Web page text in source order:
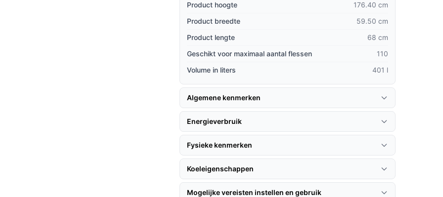
Product hoogte
176.40 cm
Product breedte
59.50 cm
Product lengte
68 cm
Geschikt voor maximaal aantal flessen
110
Volume in liters
401 l
Algemene kenmerken
Energieverbruik
Fysieke kenmerken
Koeleigenschappen
Mogelijke vereisten instellen en gebruik